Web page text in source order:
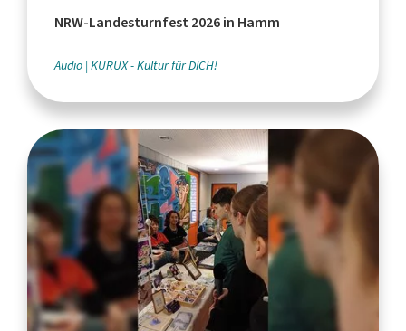
NRW-Landesturnfest 2026 in Hamm
Audio KURUX - Kultur für DICH!